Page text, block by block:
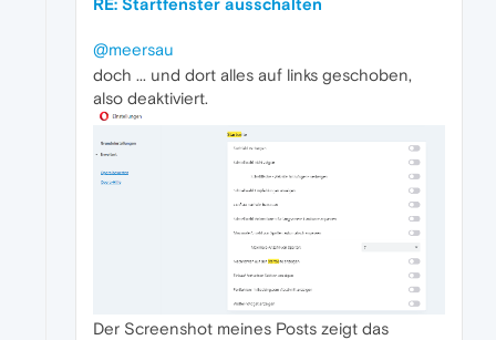
RE: Startfenster ausschalten
@meersau
doch ... und dort alles auf links geschoben,
also deaktiviert.
Der Screenshot meines Posts zeigt das